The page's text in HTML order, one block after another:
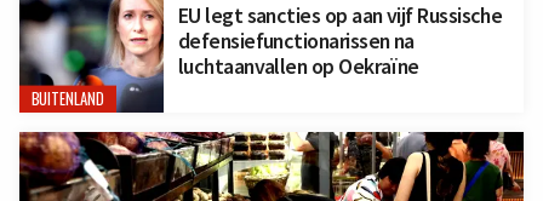
BUITENLAND
EU legt sancties op aan vijf Russische
defensiefunctionarissen na
luchtaanvallen op Oekraïne